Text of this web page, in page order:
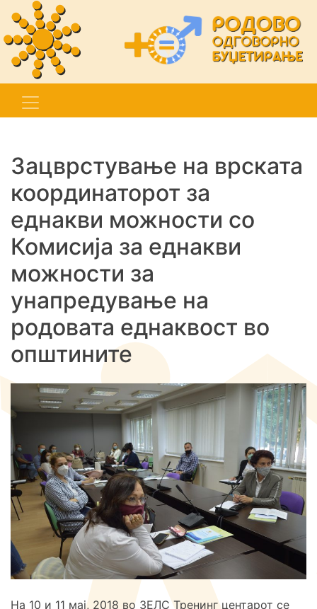
Зацврстување на врската
координаторот за
еднакви можности со
Комисија за еднакви
можности за
унапредување на
родовата еднаквост во
општините
На 10 и 11 мај, 2018 во ЗЕЛС Тренинг центарот се